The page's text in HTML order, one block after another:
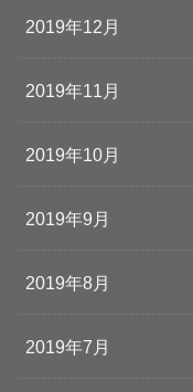
2019年12月
2019年11月
2019年10月
2019年9月
2019年8月
2019年7月